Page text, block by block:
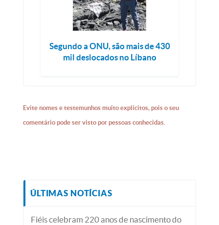
Segundo a ONU, são mais de 430
mil deslocados no Líbano
Evite nomes e testemunhos muito explícitos, pois o seu
comentário pode ser visto por pessoas conhecidas.
ÚLTIMAS NOTÍCIAS
Fiéis celebram 220 anos de nascimento do